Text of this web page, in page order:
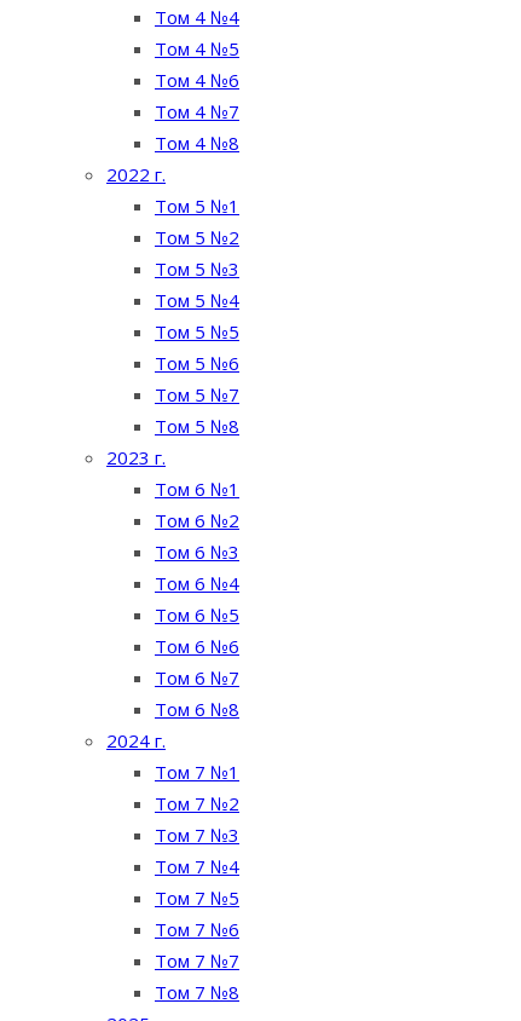
Том 4 №4
Том 4 №5
Том 4 №6
Том 4 №7
Том 4 №8
2022 г.
Том 5 №1
Том 5 №2
Том 5 №3
Том 5 №4
Том 5 №5
Том 5 №6
Том 5 №7
Том 5 №8
2023 г.
Том 6 №1
Том 6 №2
Том 6 №3
Том 6 №4
Том 6 №5
Том 6 №6
Том 6 №7
Том 6 №8
2024 г.
Том 7 №1
Том 7 №2
Том 7 №3
Том 7 №4
Том 7 №5
Том 7 №6
Том 7 №7
Том 7 №8